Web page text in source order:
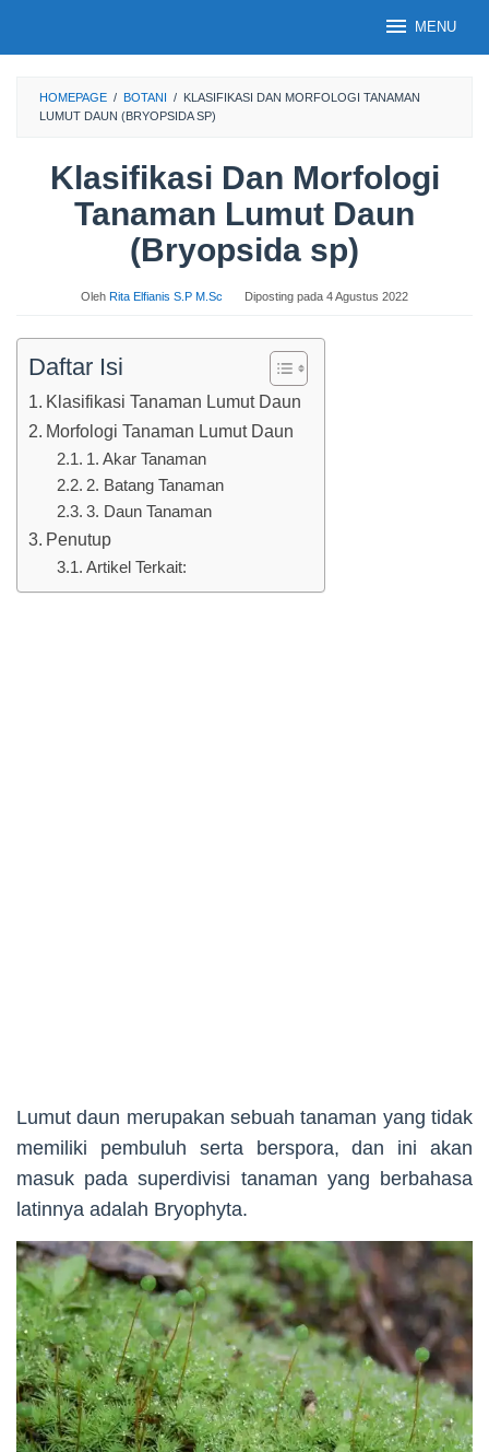
MENU
HOMEPAGE / BOTANI / KLASIFIKASI DAN MORFOLOGI TANAMAN
LUMUT DAUN (BRYOPSIDA SP)
Klasifikasi Dan Morfologi
Tanaman Lumut Daun
(Bryopsida sp)
Oleh Rita Elfianis S.P M.Sc Diposting pada 4 Agustus 2022
Daftar Isi
Klasifikasi Tanaman Lumut Daun
Morfologi Tanaman Lumut Daun
1. Akar Tanaman
2. Batang Tanaman
3. Daun Tanaman
Penutup
Artikel Terkait:
Lumut daun merupakan sebuah tanaman yang tidak
memiliki pembuluh serta berspora, dan ini akan
masuk pada superdivisi tanaman yang berbahasa
latinnya adalah Bryophyta.